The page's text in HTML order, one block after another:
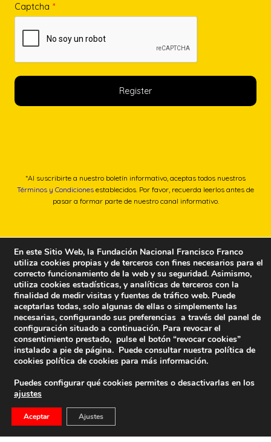
Captcha *
*Al suscribirte a nuestro boletín informativo, aceptas todos nuestros
Términos y Condiciones establecidos. Por favor, recuerda leerlos antes de
pasar a formar parte de nuestro canal informativo.
Fundación Nacional Francisco Franco
Calle Edgar Neville, 1 -1º Izq
En este Sitio Web, la Fundación Nacional Francisco Franco
utiliza cookies propias y de terceros con fines necesarios para el
correcto funcionamiento de la web y su seguridad. Asimismo,
utiliza cookies estadísticas, y analíticas de terceros con la
finalidad de medir visitas y fuentes de tráfico web. Puede
aceptarlas todas, solo algunas de ellas o simplemente las
necesarias, configurando sus preferencias a través del panel de
configuración situado a continuación. Para revocar el
consentimiento prestado, pulse el botón “revocar cookies”
instalado a pie de página. Puede consultar nuestra política de
cookies política de cookies para más información.
Puedes configurar qué cookies permites o desactivarlas en los
ajustes
Aceptar Ajustes